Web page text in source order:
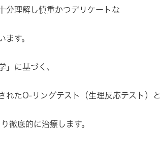
分理解し慎重かつデリケートな
ます。
」に基づく、
れたO-リングテスト（生理反応テスト）と
徹底的に治療します。